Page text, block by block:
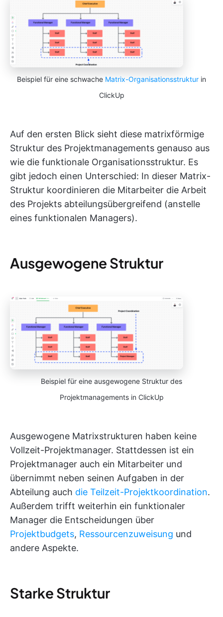
Beispiel für eine schwache Matrix-Organisationsstruktur in
ClickUp
Auf den ersten Blick sieht diese matrixförmige
Struktur des Projektmanagements genauso aus
wie die funktionale Organisationsstruktur. Es
gibt jedoch einen Unterschied: In dieser Matrix-
Struktur koordinieren die Mitarbeiter die Arbeit
des Projekts abteilungsübergreifend (anstelle
eines funktionalen Managers).
Ausgewogene Struktur
Beispiel für eine ausgewogene Struktur des
Projektmanagements in ClickUp
Ausgewogene Matrixstrukturen haben keine
Vollzeit-Projektmanager. Stattdessen ist ein
Projektmanager auch ein Mitarbeiter und
übernimmt neben seinen Aufgaben in der
Abteilung auch die Teilzeit-Projektkoordination.
Außerdem trifft weiterhin ein funktionaler
Manager die Entscheidungen über
Projektbudgets, Ressourcenzuweisung und
andere Aspekte.
Starke Struktur